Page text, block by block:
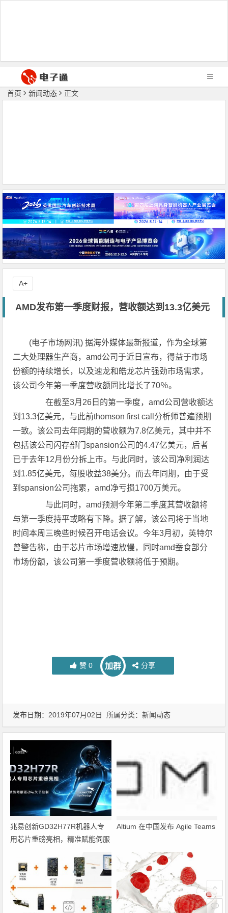
首页 新闻动态 正文
AMD发布第一季度财报，营收额达到13.3亿美元
(电子市场网讯) 据海外媒体最新报道，作为全球第
二大处理器生产商，amd公司于近日宣布，得益于市场
份额的持续增长，以及速龙和皓龙芯片强劲市场需求，
该公司今年第一季度营收额同比增长了70％。
在截至3月26日的第一季度，amd公司营收额达
到13.3亿美元，与此前thomson first call分析师普遍预期
一致。该公司去年同期的营收额为7.8亿美元，其中并不
包括该公司闪存部门spansion公司的4.47亿美元，后者
已于去年12月份分拆上市。与此同时，该公司净利润达
到1.85亿美元，每股收益38美分。而去年同期，由于受
到spansion公司拖累，amd净亏损1700万美元。
与此同时，amd预测今年第二季度其营收额将
与第一季度持平或略有下降。据了解，该公司将于当地
时间本周三晚些时候召开电话会议。今年3月初，英特尔
曾警告称，由于芯片市场增速放慢，同时amd蚕食部分
市场份额，该公司第一季度营收额将低于预期。
赞 0 加群 分享
A+
发布日期：2019年07月02日 所属分类：新闻动态
兆易创新GD32H77R机器人专
用芯片重磅亮相，精准赋能伺服
Altium 在中国发布 Agile Teams